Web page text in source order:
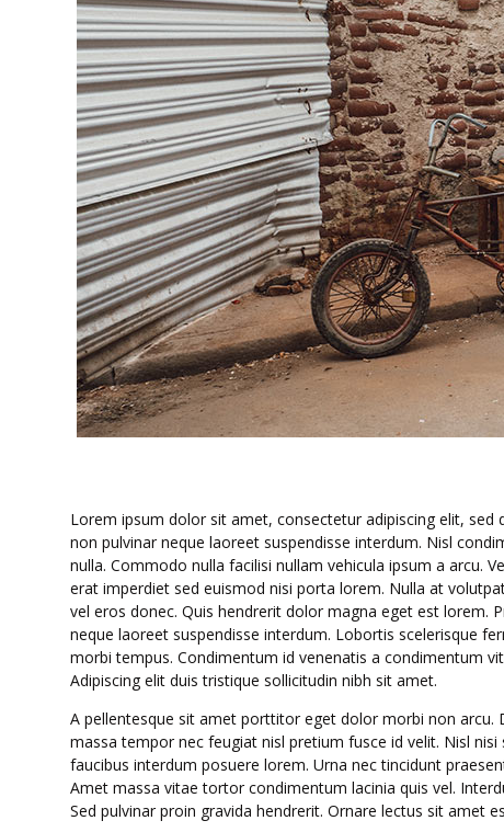
Lorem ipsum dolor sit amet, consectetur adipiscing elit,
non pulvinar neque laoreet suspendisse interdum. Nisl
nulla. Commodo nulla facilisi nullam vehicula ipsum a arcu.
erat imperdiet sed euismod nisi porta lorem. Nulla at
vel eros donec. Quis hendrerit dolor magna eget est lorem.
neque laoreet suspendisse interdum. Lobortis scelerisque
morbi tempus. Condimentum id venenatis a condimentum
Adipiscing elit duis tristique sollicitudin nibh sit amet.
A pellentesque sit amet porttitor eget dolor morbi non arcu.
massa tempor nec feugiat nisl pretium fusce id velit. Nisl
faucibus interdum posuere lorem. Urna nec tincidunt
Amet massa vitae tortor condimentum lacinia quis vel.
Sed pulvinar proin gravida hendrerit. Ornare lectus sit amet